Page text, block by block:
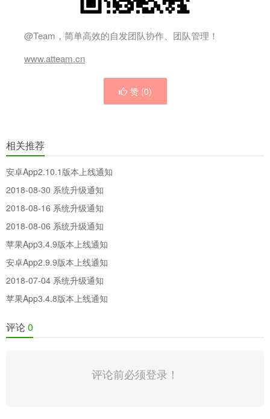
@Team，简单高效的自发团队协作、团队管理！
www.atteam.cn
赞 (0)
相关推荐
安卓App2.10.1版本上线通知
2018-08-30 系统升级通知
2018-08-16 系统升级通知
2018-08-06 系统升级通知
苹果App3.4.9版本上线通知
安卓App2.9.9版本上线通知
2018-07-04 系统升级通知
苹果App3.4.8版本上线通知
评论0
评论前必须登录！